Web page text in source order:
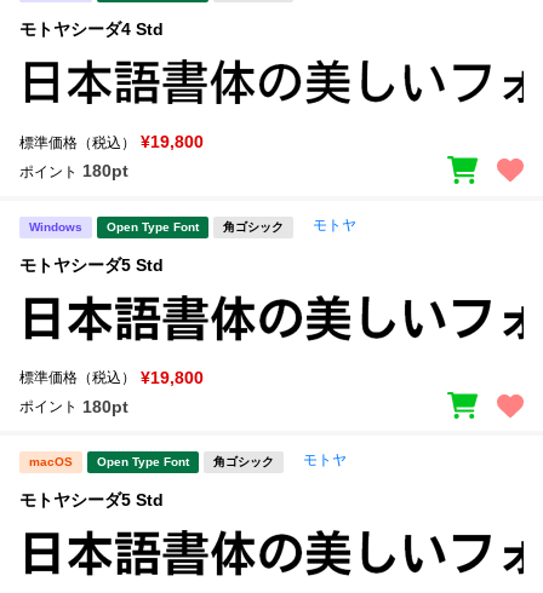
モトヤシーダ4 Std
標準価格（税込） ¥19,800
ポイント 180pt
Windows Open Type Font 角ゴシック モトヤ
モトヤシーダ5 Std
標準価格（税込） ¥19,800
ポイント 180pt
macOS Open Type Font 角ゴシック モトヤ
モトヤシーダ5 Std